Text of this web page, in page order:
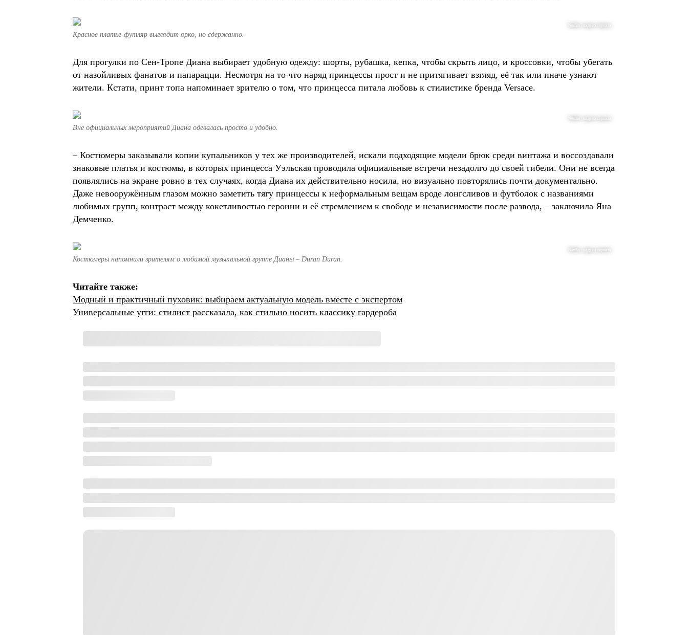
Netflix / кадр из сериала
Красное платье-футляр выглядит ярко, но сдержанно.
Для прогулки по Сен-Тропе Диана выбирает удобную одежду: шорты, рубашка, кепка, чтобы скрыть лицо, и кроссовки, чтобы убегать
от назойливых фанатов и папарацци. Несмотря на то что наряд принцессы прост и не притягивает взгляд, её так или иначе узнают
жители. Кстати, принт топа напоминает зрителю о том, что принцесса питала любовь к стилистике бренда Versace.
Netflix / кадр из сериала
Вне официальных мероприятий Диана одевалась просто и удобно.
– Костюмеры заказывали копии купальников у тех же производителей, искали подходящие модели брюк среди винтажа и воссоздавали
знаковые платья и костюмы, в которых принцесса Уэльская проводила официальные встречи незадолго до своей гибели. Они не всегда
появлялись на экране ровно в тех случаях, когда Диана их действительно носила, но визуально повторялись почти документально.
Даже невооружённым глазом можно заметить тягу принцессы к неформальным вещам вроде лонгсливов и футболок с названиями
любимых групп, контраст между кокетливостью героини и её стремлением к свободе и независимости после развода, – заключила Яна
Демченко.
Netflix / кадр из сериала
Костюмеры напомнили зрителям о любимой музыкальной группе Дианы – Duran Duran.
Читайте также:
Модный и практичный пуховик: выбираем актуальную модель вместе с экспертом
Универсальные угги: стилист рассказала, как стильно носить классику гардероба